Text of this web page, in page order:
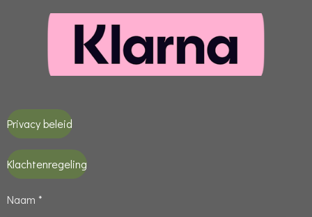
Privacy beleid
Klachtenregeling
Naam *